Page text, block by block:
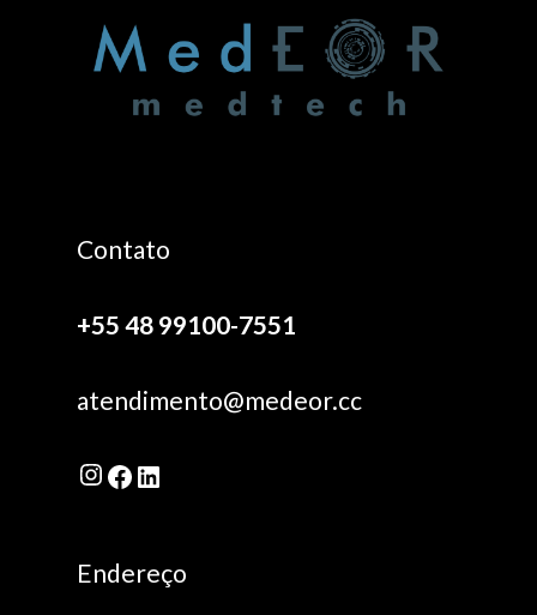
Contato
+55 48 99100-7551
atendimento@medeor.cc
Instagram
Facebook
Endereço